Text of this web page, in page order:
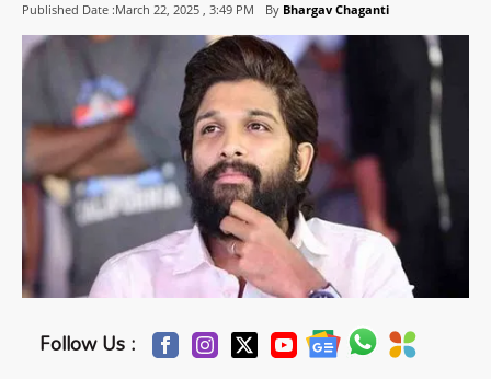
Published Date :March 22, 2025 , 3:49 PM By Bhargav Chaganti
Follow Us :